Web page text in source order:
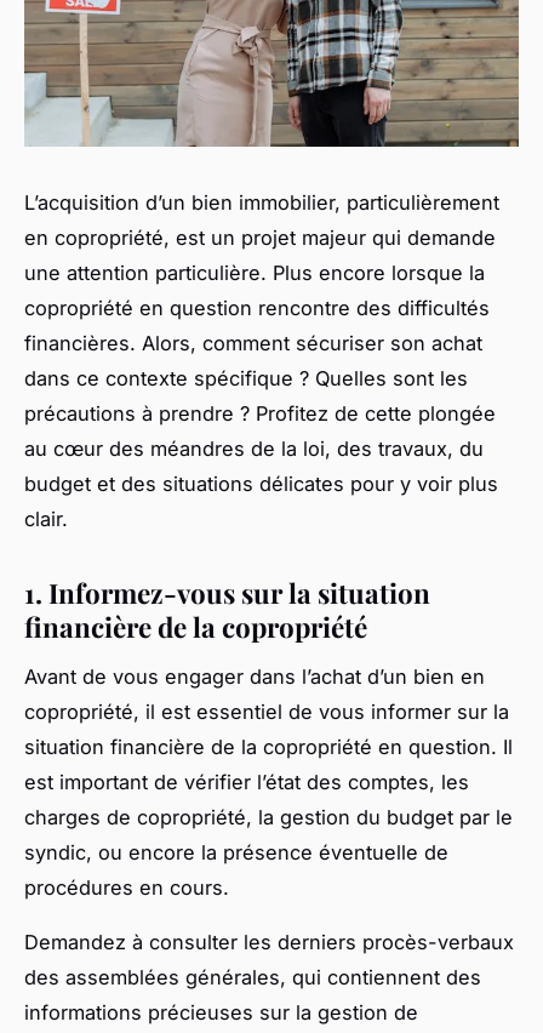
L’acquisition d’un bien immobilier, particulièrement
en copropriété, est un projet majeur qui demande
une attention particulière. Plus encore lorsque la
copropriété en question rencontre des difficultés
financières. Alors, comment sécuriser son achat
dans ce contexte spécifique ? Quelles sont les
précautions à prendre ? Profitez de cette plongée
au cœur des méandres de la loi, des travaux, du
budget et des situations délicates pour y voir plus
clair.
1. Informez-vous sur la situation
financière de la copropriété
Avant de vous engager dans l’achat d’un bien en
copropriété, il est essentiel de vous informer sur la
situation financière de la copropriété en question. Il
est important de vérifier l’état des comptes, les
charges de copropriété, la gestion du budget par le
syndic, ou encore la présence éventuelle de
procédures en cours.
Demandez à consulter les derniers procès-verbaux
des assemblées générales, qui contiennent des
informations précieuses sur la gestion de